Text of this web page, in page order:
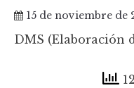
15 de noviembre de
DMS (Elaboración